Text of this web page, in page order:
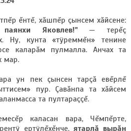
ĕнтĕ, хăшпĕр çынсем хăйсене:
Яковлев!"— терĕç
Ну, кунта «тÿреммĕн» тенине
каларăм пулмалла. Анчах та
мар.
ун пек çынсен тарçă евĕрлĕ
пур. Çавăнпа та хăйсем
та пултараççĕ.
каласан вара, Чĕмпĕрте,
ертÿлĕхĕнче, ятарлă вырăн